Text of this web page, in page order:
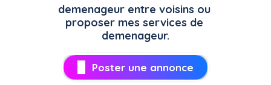
demenageur entre voisins ou
proposer mes services de
demenageur.
Poster une annonce